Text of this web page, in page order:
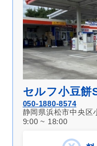
セルフ小豆餅
050-1880-8574
静岡県浜松市中央区
9:00 ~ 18:00